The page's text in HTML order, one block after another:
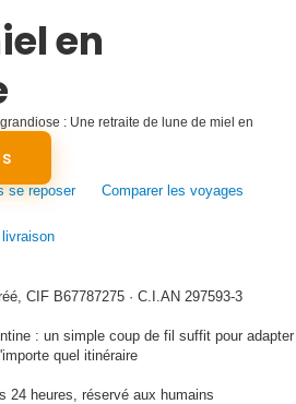
en
: Une retraite de lune de miel en
se reposer Comparer les voyages
CIF B67787275 · C.I.AN 297593-3
: un simple coup de fil suffit pour adapter
quel itinéraire
24 heures, réservé aux humains